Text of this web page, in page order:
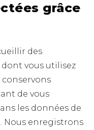
grâce
des
vous utilisez
de vous
les données de
Nous enregistrons